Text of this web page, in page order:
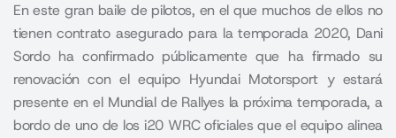
En este gran baile de pilotos, en el que muchos de ellos no
tienen contrato asegurado para la temporada 2020, Dani
Sordo ha confirmado públicamente que ha firmado su
renovación con el equipo Hyundai Motorsport y estará
presente en el Mundial de Rallyes la próxima temporada, a
bordo de uno de los i20 WRC oficiales que el equipo alinea